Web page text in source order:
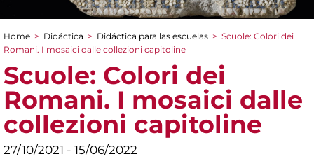
You are here
Home > Didáctica > Didáctica para las escuelas > Scuole: Colori dei
Romani. I mosaici dalle collezioni capitoline
Scuole: Colori dei
Romani. I mosaici dalle
collezioni capitoline
27/10/2021 - 15/06/2022